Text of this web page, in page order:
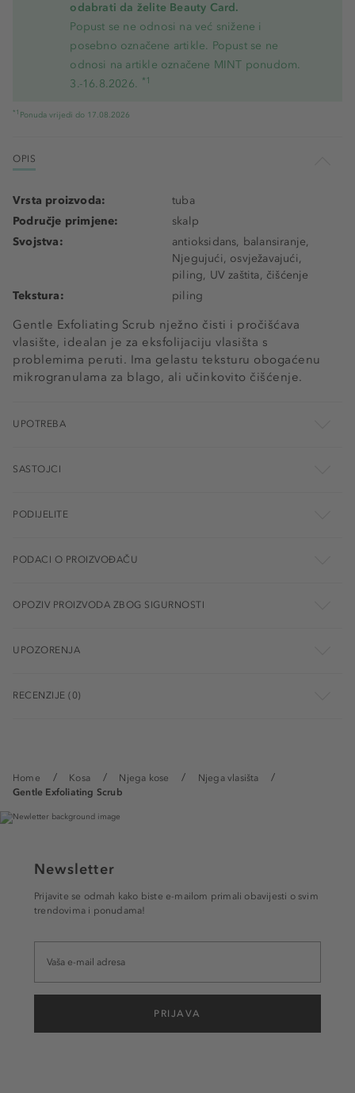
Home Kosa Njega kose
Njega vlasišta
Gentle Exfoliating Scrub
odabrati da želite Beauty Card.
Popust se ne odnosi na već snižene i
posebno označene artikle. Popust se ne
odnosi na artikle označene MINT ponudom.
3.-16.8.2026. *1
*1 Ponuda vrijedi do 17.08.2026
OPIS
Gentle Exfoliating Scrub nježno čisti i pročišćava
vlasište, idealan je za eksfolijaciju vlasišta s
problemima peruti. Ima gelastu teksturu obogaćenu
mikrogranulama za blago, ali učinkovito čišćenje.
Vrsta proizvoda:
tuba
Područje primjene:
skalp
Svojstva:
antioksidans, balansiranje,
Njegujući, osvježavajući,
piling, UV zaštita, čišćenje
Tekstura:
piling
UPOTREBA
SASTOJCI
PODIJELITE
PODACI O PROIZVOĐAČU
OPOZIV PROIZVODA ZBOG SIGURNOSTI
UPOZORENJA
RECENZIJE (0)
Newsletter
Prijavite se odmah kako biste e-mailom primali obavijesti o svim
trendovima i ponudama!
PRIJAVA